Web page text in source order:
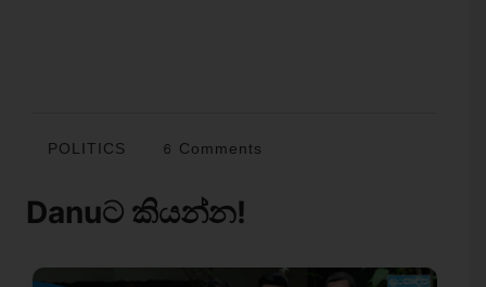
POLITICS 6 Comments